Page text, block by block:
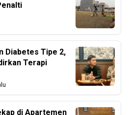
Diabetes Tipe 2,
Terapi
di Apartemen